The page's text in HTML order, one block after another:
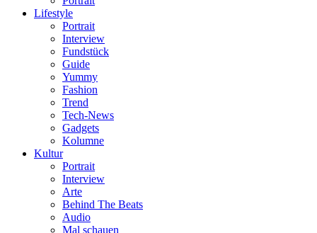
Lifestyle
Portrait
Interview
Fundstück
Guide
Yummy
Fashion
Trend
Tech-News
Gadgets
Kolumne
Kultur
Portrait
Interview
Arte
Behind The Beats
Audio
Mal schauen